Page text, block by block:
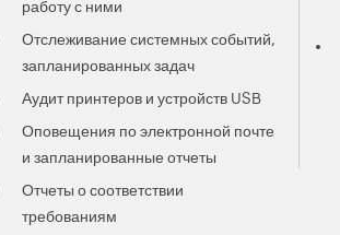
работу с ними
Отслеживание системных событий,
запланированных задач
Аудит принтеров и устройств USB
Оповещения по электронной почте
и запланированные отчеты
Отчеты о соответствии
требованиям